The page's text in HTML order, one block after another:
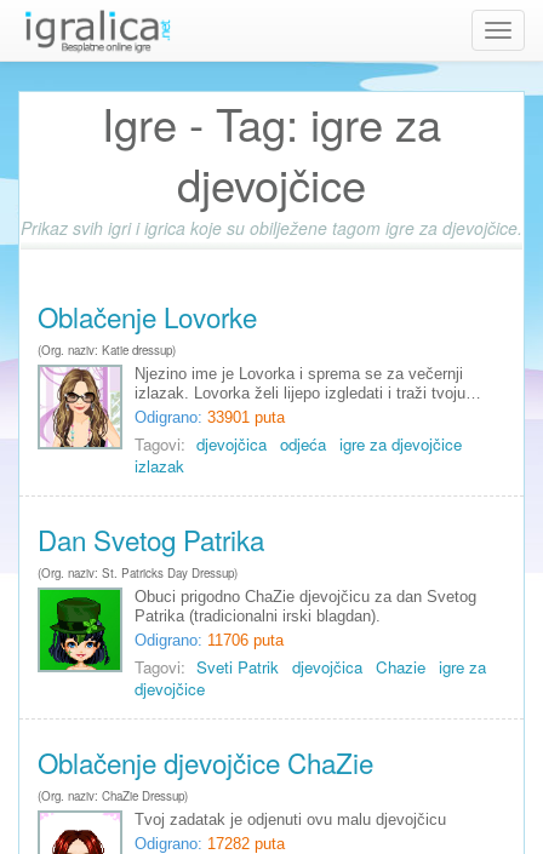
Igre - Tag: igre za
djevojčice
Prikaz svih igri i igrica koje su obilježene tagom igre za djevojčice.
Oblačenje Lovorke
(Org. naziv: Katie dressup)
Njezino ime je Lovorka i sprema se za večernji
izlazak. Lovorka želi lijepo izgledati i traži tvoju…
Odigrano: 33901 puta
Tagovi: djevojčica odjeća igre za djevojčice
izlazak
Dan Svetog Patrika
(Org. naziv: St. Patricks Day Dressup)
Obuci prigodno ChaZie djevojčicu za dan Svetog
Patrika (tradicionalni irski blagdan).
Odigrano: 11706 puta
Tagovi: Sveti Patrik djevojčica Chazie igre za
djevojčice
Oblačenje djevojčice ChaZie
(Org. naziv: ChaZie Dressup)
Tvoj zadatak je odjenuti ovu malu djevojčicu
Odigrano: 17282 puta